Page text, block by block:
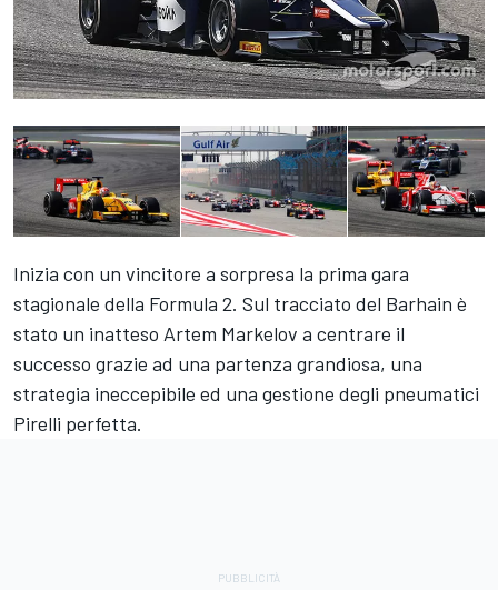
Inizia con un vincitore a sorpresa la prima gara
stagionale della Formula 2. Sul tracciato del Barhain è
stato un inatteso Artem Markelov a centrare il
successo grazie ad una partenza grandiosa, una
strategia ineccepibile ed una gestione degli pneumatici
Pirelli perfetta.